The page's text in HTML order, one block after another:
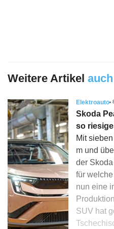
Weitere Artikel auch
Elektroauto
Skoda
so
Mit
m und
der
für
nun eine
SUV hat